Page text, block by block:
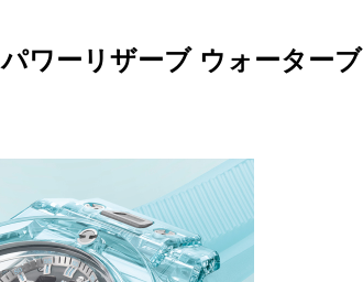
ワーリザーブ ウォーターブ